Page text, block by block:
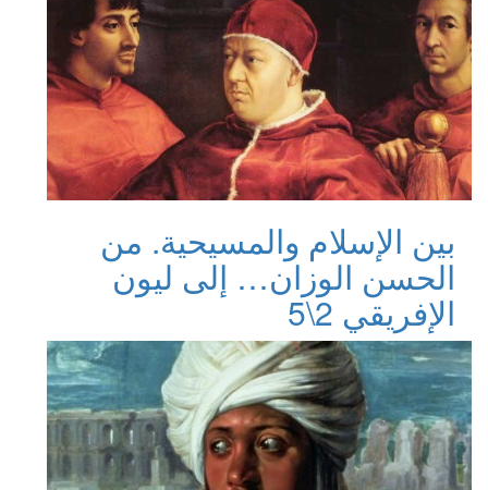
بين الإسلام والمسيحية. من
الحسن الوزان… إلى ليون
الإفريقي 2\5